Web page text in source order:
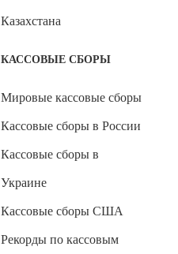
Казахстана
КАССОВЫЕ СБОРЫ
Мировые кассовые сборы
Кассовые сборы в России
Кассовые сборы в
Украине
Кассовые сборы США
Рекорды по кассовым